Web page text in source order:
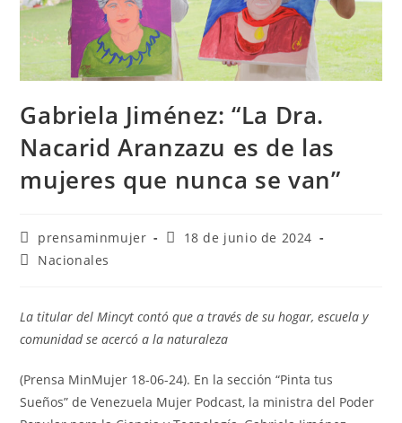
Gabriela Jiménez: “La Dra.
Nacarid Aranzazu es de las
mujeres que nunca se van”
prensaminmujer
18 de junio de 2024
Nacionales
La titular del Mincyt contó que a través de su hogar, escuela y
comunidad se acercó a la naturaleza
(Prensa MinMujer 18-06-24). En la sección “Pinta tus
Sueños” de Venezuela Mujer Podcast, la ministra del Poder